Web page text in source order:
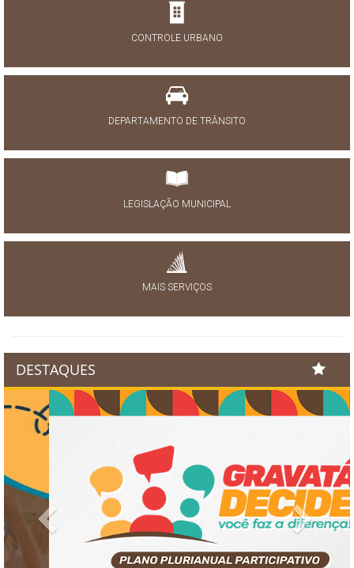
CONTROLE URBANO
DEPARTAMENTO DE TRÂNSITO
LEGISLAÇÃO MUNICIPAL
MAIS SERVIÇOS
DESTAQUES
Previous Next